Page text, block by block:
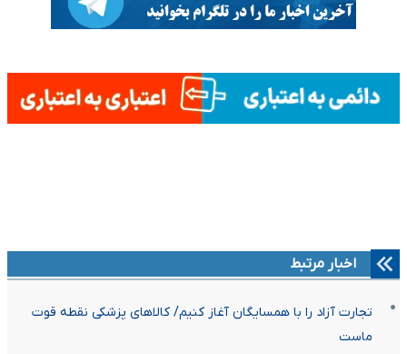
اخبار مرتبط
تجارت آزاد را با همسایگان آغاز کنیم/ کالاهای پزشکی نقطه قوت
ماست